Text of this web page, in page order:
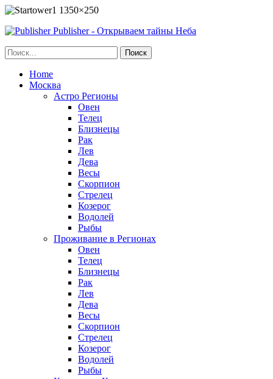
Publisher - Открываем тайны Неба
Home
Москва
Астро Регионы
Овен
Телец
Близнецы
Рак
Лев
Дева
Весы
Скорпион
Стрелец
Козерог
Водолей
Рыбы
Проживание в Регионах
Овен
Телец
Близнецы
Рак
Лев
Дева
Весы
Скорпион
Стрелец
Козерог
Водолей
Рыбы